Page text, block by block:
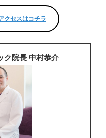
クセスはコチラ
ク院長 中村恭介